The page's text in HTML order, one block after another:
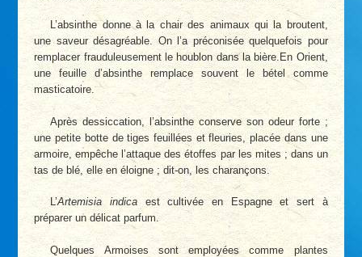
L’absinthe donne à la chair des animaux qui la broutent,
une saveur désagréable. On l’a préconisée quelquefois pour
remplacer frauduleusement le houblon dans la bière.En Orient,
une feuille d’absinthe remplace souvent le bétel comme
masticatoire.
Après dessiccation, l’absinthe conserve son odeur forte ;
une petite botte de tiges feuillées et fleuries, placée dans une
armoire, empêche l’attaque des étoffes par les mites ; dans un
tas de blé, elle en éloigne ; dit-on, les charançons.
L’Artemisia indica est cultivée en Espagne et sert à
préparer un délicat parfum.
Quelques Armoises sont employées comme plantes